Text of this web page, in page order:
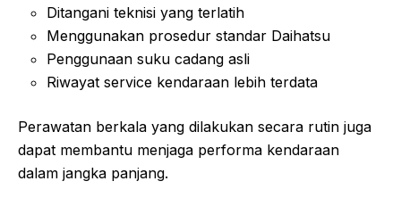
Ditangani teknisi yang terlatih
Menggunakan prosedur standar Daihatsu
Penggunaan suku cadang asli
Riwayat service kendaraan lebih terdata
Perawatan berkala yang dilakukan secara rutin juga
dapat membantu menjaga performa kendaraan
dalam jangka panjang.